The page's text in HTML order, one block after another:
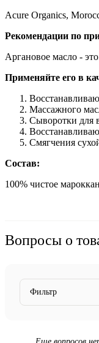
Acure Organics,
Рекомендации по
Аргановое масло -
Применяйте его в
Массажного
Сыворотки для
Смягчения
Состав:
100% чистое
Вопросы о
Фильтр